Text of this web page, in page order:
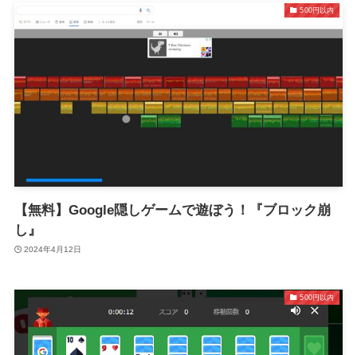
500円以内
【無料】Google隠しゲームで遊ぼう！『ブロック崩
し』
2024年4月12日
500円以内